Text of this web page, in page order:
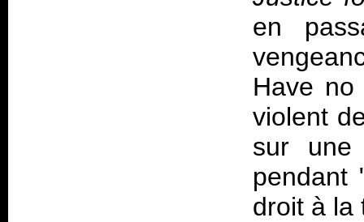
en
Have
violent
sur une
pendant
droit à la